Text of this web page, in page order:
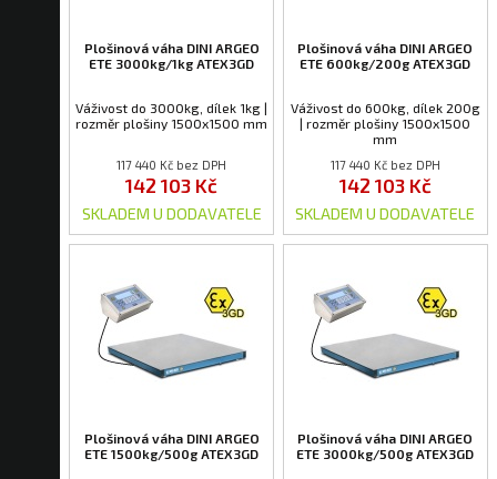
Plošinová váha DINI ARGEO
ETE 3000kg/1kg ATEX3GD
Váživost do 3000kg, dílek 1kg |
rozměr plošiny 1500x1500 mm
117 440 Kč bez DPH
142 103 Kč
SKLADEM U DODAVATELE
Plošinová váha DINI ARGEO
ETE 600kg/200g ATEX3GD
Váživost do 600kg, dílek 200g
| rozměr plošiny 1500x1500
mm
117 440 Kč bez DPH
142 103 Kč
SKLADEM U DODAVATELE
Plošinová váha DINI ARGEO
ETE 1500kg/500g ATEX3GD
Plošinová váha DINI ARGEO
ETE 3000kg/500g ATEX3GD